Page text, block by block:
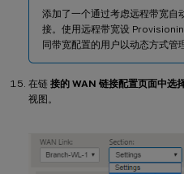
添加了一个通过考虑远程带宽自
接。使用远程带宽设
同带宽配置的用户以动态方式管
在链 接的 WAN 链接配置页面中选
视图。